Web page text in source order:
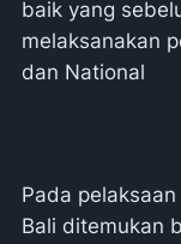
baik yang
melaksanakan
dan National
Pada
Bali ditemukan